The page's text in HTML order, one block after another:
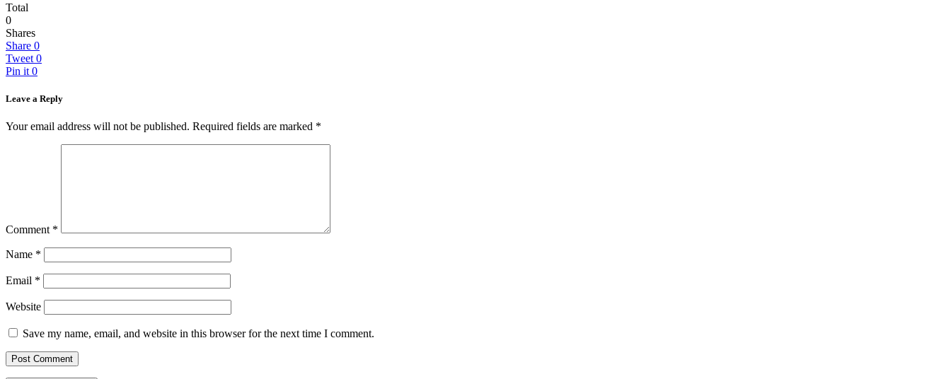
Total
0
Shares
Share 0
Tweet 0
Pin it 0
Leave a Reply
Your email address will not be published. Required fields are marked *
Comment *
Name *
Email *
Website
Save my name, email, and website in this browser for the next time I comment.